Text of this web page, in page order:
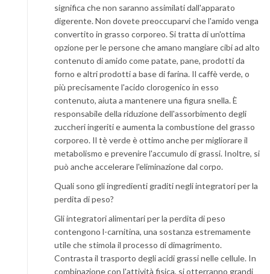
significa che non saranno assimilati dall'apparato
digerente. Non dovete preoccuparvi che l'amido venga
convertito in grasso corporeo. Si tratta di un'ottima
opzione per le persone che amano mangiare cibi ad alto
contenuto di amido come patate, pane, prodotti da
forno e altri prodotti a base di farina. Il caffè verde, o
più precisamente l'acido clorogenico in esso
contenuto, aiuta a mantenere una figura snella. È
responsabile della riduzione dell'assorbimento degli
zuccheri ingeriti e aumenta la combustione del grasso
corporeo. Il tè verde è ottimo anche per migliorare il
metabolismo e prevenire l'accumulo di grassi. Inoltre, si
può anche accelerare l'eliminazione dal corpo.
Quali sono gli ingredienti graditi negli integratori per la
perdita di peso?
Gli integratori alimentari per la perdita di peso
contengono l-carnitina, una sostanza estremamente
utile che stimola il processo di dimagrimento.
Contrasta il trasporto degli acidi grassi nelle cellule. In
combinazione con l'attività fisica, si otterranno grandi